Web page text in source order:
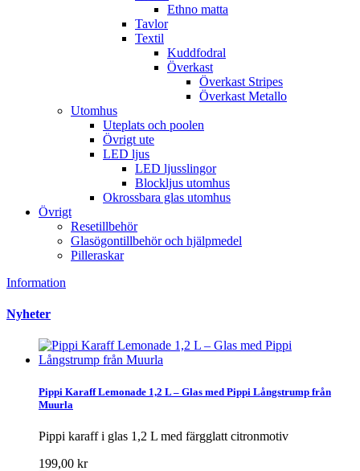
Ethno matta
Tavlor
Textil
Kuddfodral
Överkast
Överkast Stripes
Överkast Metallo
Utomhus
Uteplats och poolen
Övrigt ute
LED ljus
LED ljusslingor
Blockljus utomhus
Okrossbara glas utomhus
Övrigt
Resetillbehör
Glasögontillbehör och hjälpmedel
Pilleraskar
Information
Nyheter
Pippi Karaff Lemonade 1,2 L – Glas med Pippi Långstrump från
Muurla
Pippi karaff i glas 1,2 L med färgglatt citronmotiv
199,00 kr